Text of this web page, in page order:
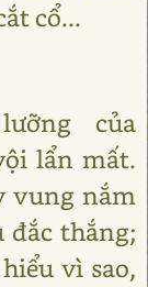
cổ...
của
lẩn mất.
vung nắm
thắng;
vì sao,